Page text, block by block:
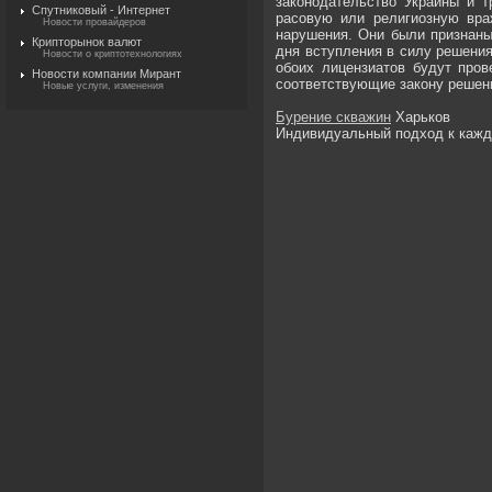
Спутниковый - Интернет
Новости провайдеров
Крипторынок валют
Новости о криптотехнологиях
Новости компании Мирант
Новые услуги, изменения
расовую или религиозную
нарушения. Они были
дня вступления в силу
обоих лицензиатов будут
соответствующие закону
Бурение скважин Харьков
Индивидуальный подход к